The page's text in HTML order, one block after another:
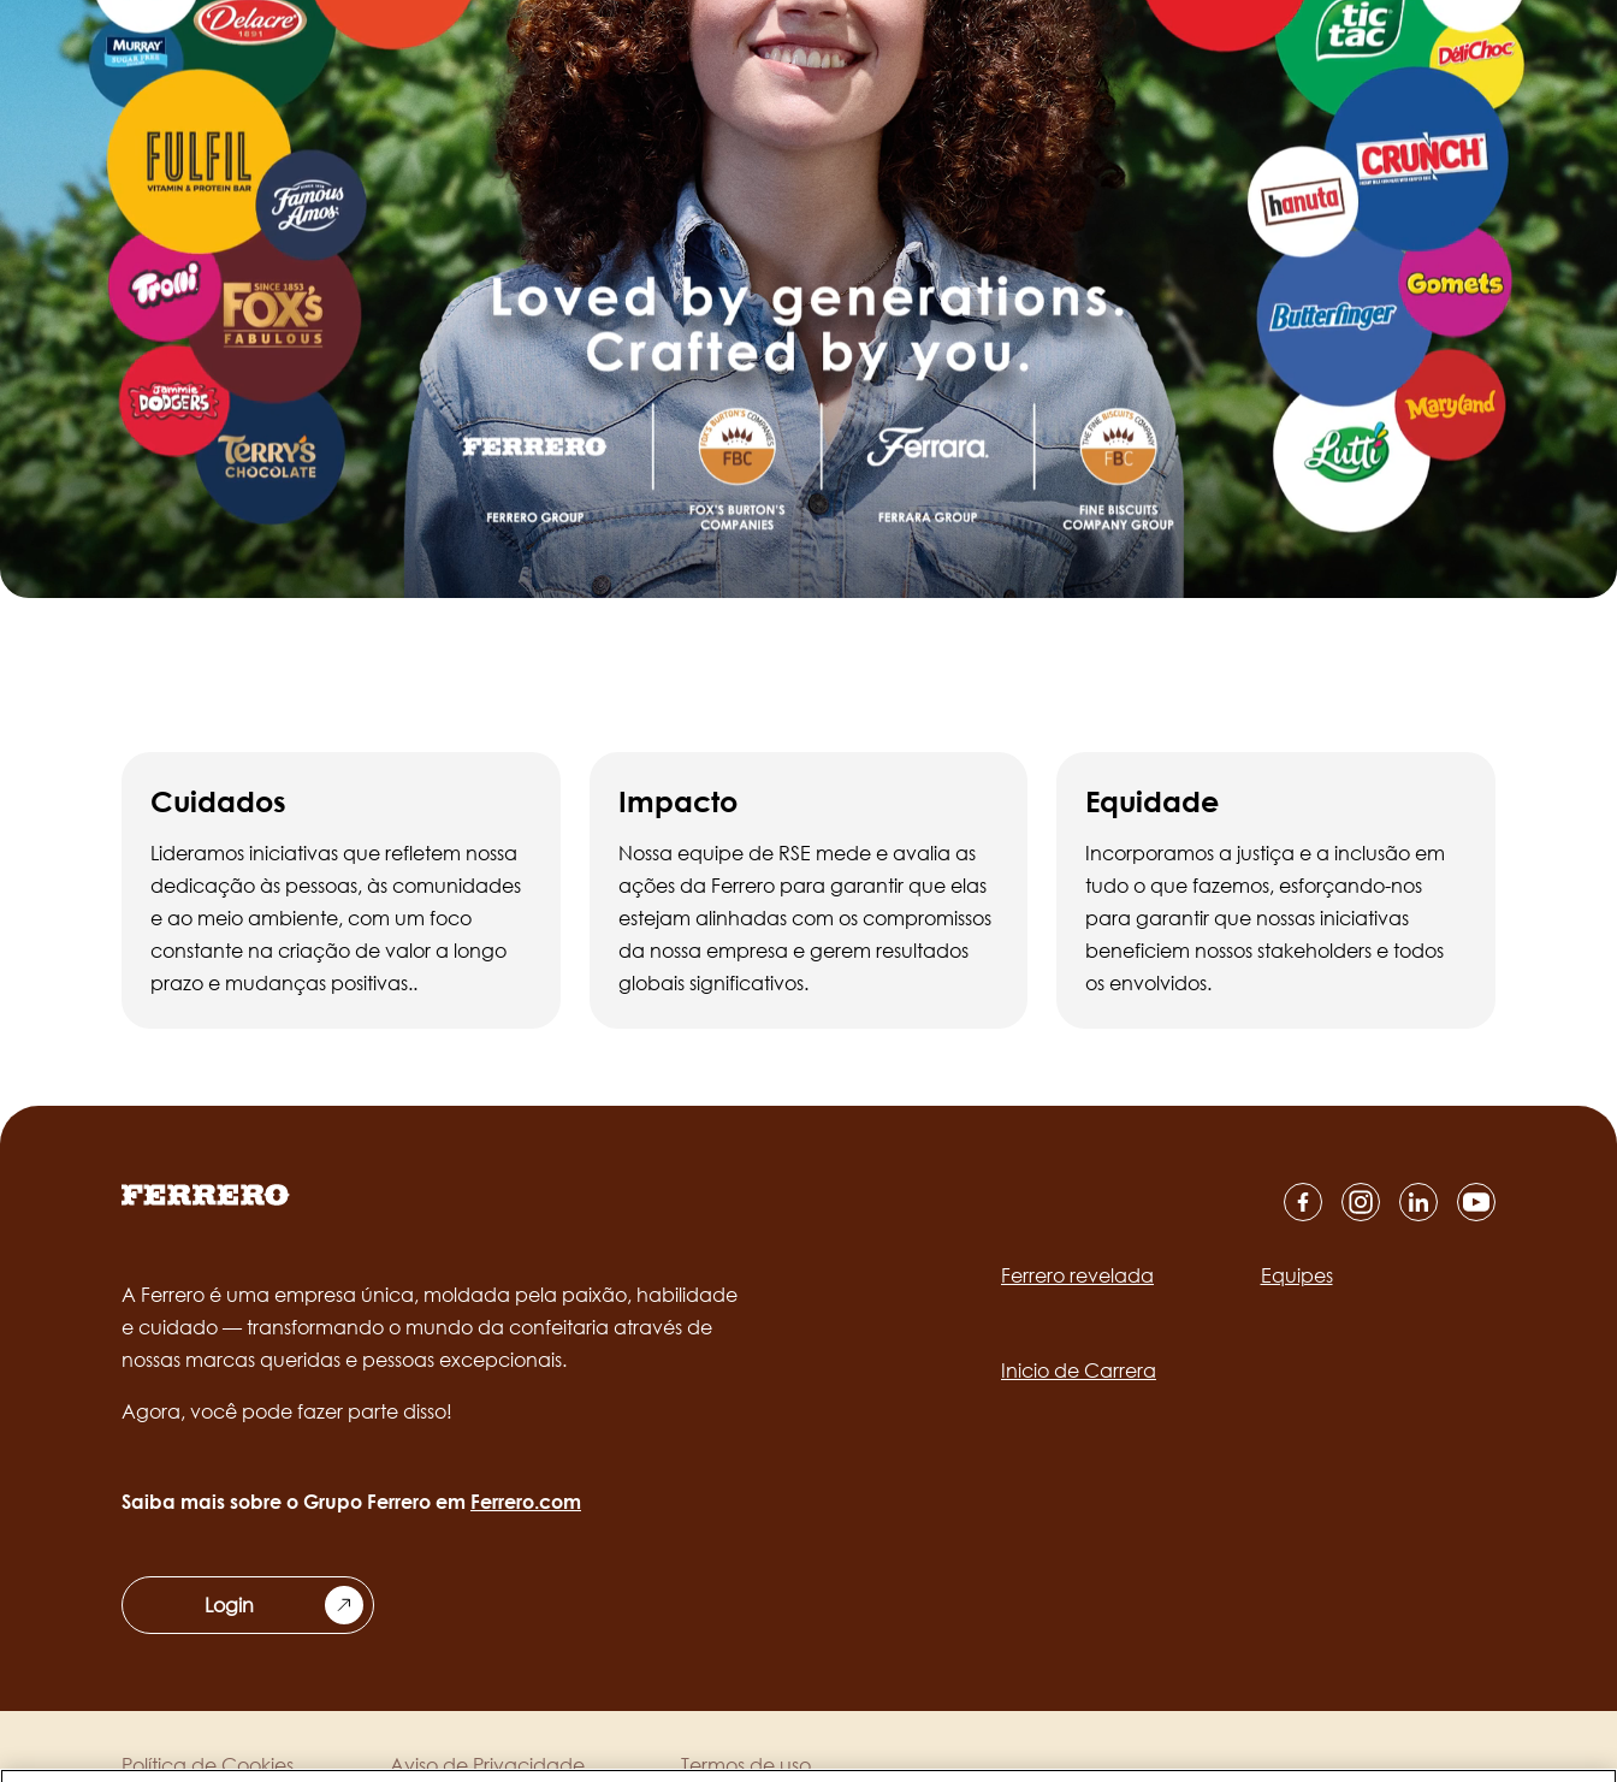
Cuidados
Lideramos iniciativas que refletem nossa
dedicação às pessoas, às comunidades
e ao meio ambiente, com um foco
constante na criação de valor a longo
prazo e mudanças positivas..
Impacto
Nossa equipe de RSE mede e avalia as
ações da Ferrero para garantir que elas
estejam alinhadas com os compromissos
da nossa empresa e gerem resultados
globais significativos.
Equidade
Incorporamos a justiça e a inclusão em
tudo o que fazemos, esforçando-nos
para garantir que nossas iniciativas
beneficiem nossos stakeholders e todos
os envolvidos.
A Ferrero é uma empresa única, moldada pela paixão, habilidade
e cuidado — transformando o mundo da confeitaria através de
nossas marcas queridas e pessoas excepcionais.
Agora, você pode fazer parte disso!
Saiba mais sobre o Grupo Ferrero em Ferrero.com
Login
Ferrero revelada Equipes
Inicio de Carrera
Política de Cookies Aviso de Privacidade Termos de uso